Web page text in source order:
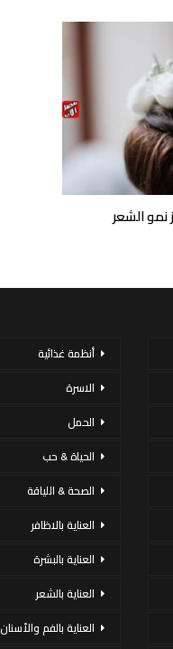
نمو الشعر
أنظمة غذائية
الاسرة
الحمل
الحياة & حب
الصحة & اللياقة
العناية بالاظافر
العناية بالبشرة
العناية بالشعر
العناية بالفم والأسنان